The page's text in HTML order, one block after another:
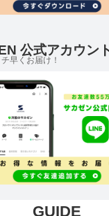
公式アカウン
早くお届け！